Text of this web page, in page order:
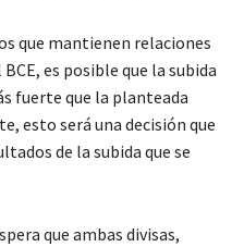
que mantienen relaciones
es posible que la subida
fuerte que la planteada
esto será una decisión que
de la subida que se
que ambas divisas,